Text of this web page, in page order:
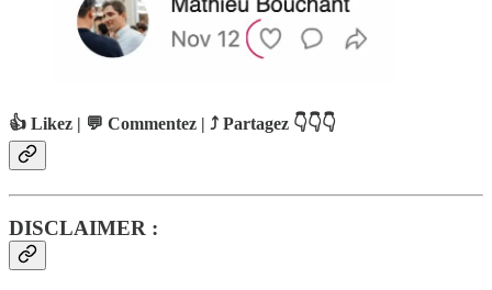
👍 Likez | 💬 Commentez | ⤴️ Partagez 👇👇👇
DISCLAIMER :